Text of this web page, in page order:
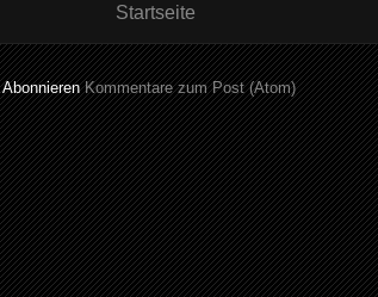
Startseite
AbonnierenKommentare zum Post (Atom)